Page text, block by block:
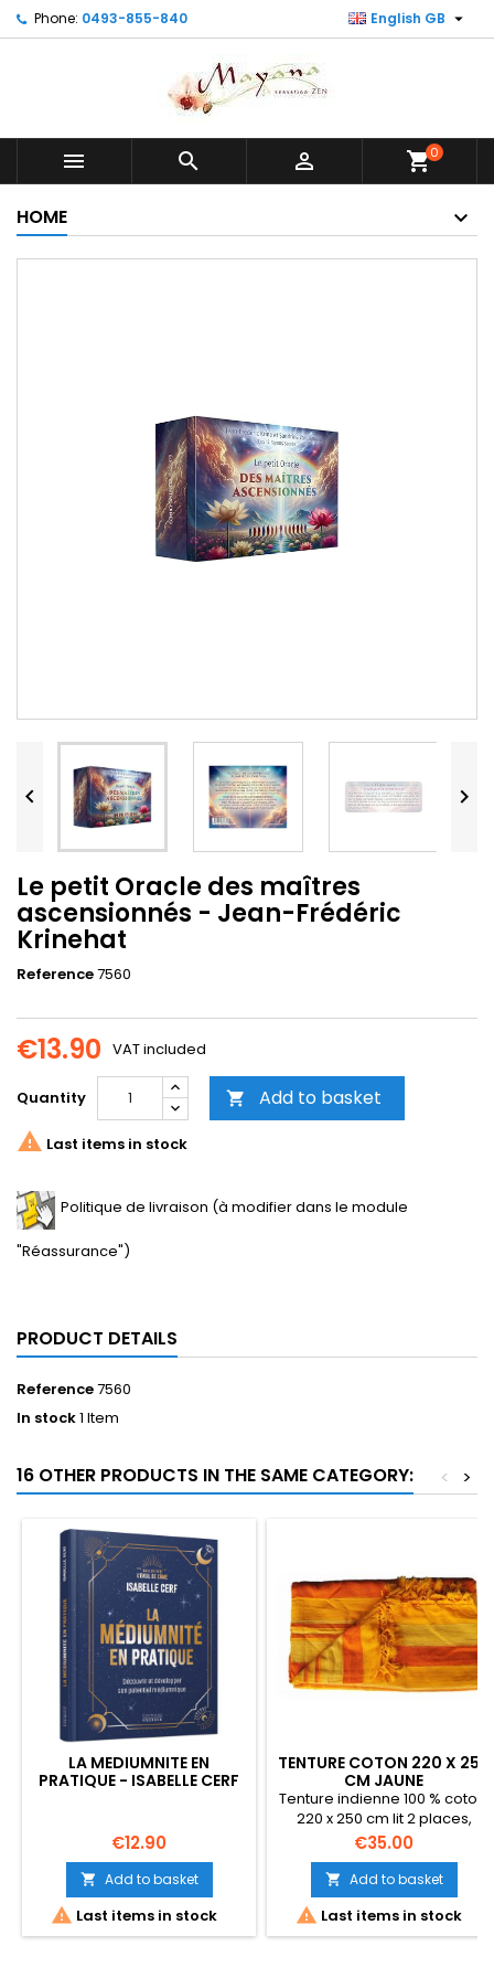
Phone: 0493-855-840 English GB 
   shopping_cart0
HOME
 
Le petit Oracle des maîtres
ascensionnés - Jean-Frédéric
Krinehat
Reference7560
€13.90 VAT included
Quantity  Add to basket
 Last items in stock
Politique de livraison (à modifier dans le module
"Réassurance")
PRODUCT DETAILS
Reference7560
In stock1 Item
16 OTHER PRODUCTS IN THE SAME CATEGORY: >
<
LA MEDIUMNITE EN
PRATIQUE - ISABELLE CERF
Price
€12.90
 Add to basket
 Last items in stock
TENTURE COTON 220 X 250
CM JAUNE
Tenture indienne 100 % coton,
220 x 250 cm lit 2 places,
canapé, mais aussi sur un
fauteuil ou pour sortir à la
plage, en pique nique
etc...Gamme Kerala estivale
Toujours laver séparément la
première fois, vous pouvez
Price
€35.00
 Add to basket
 Last items in stock